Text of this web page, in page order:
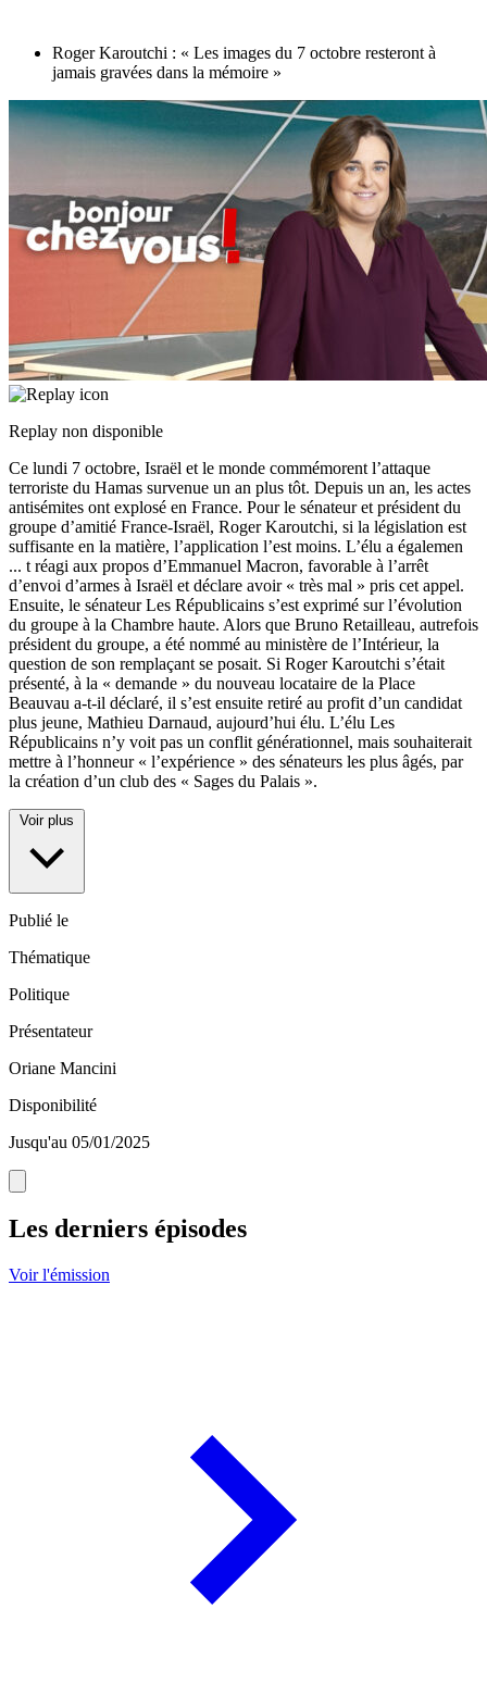
Roger Karoutchi : « Les images du 7 octobre resteront à
jamais gravées dans la mémoire »
Replay non disponible
Ce lundi 7 octobre, Israël et le monde commémorent l’attaque
terroriste du Hamas survenue un an plus tôt. Depuis un an, les actes
antisémites ont explosé en France. Pour le sénateur et président du
groupe d’amitié France-Israël, Roger Karoutchi, si la législation est
suffisante en la matière, l’application l’est moins. L’élu a égalemen
... t réagi aux propos d’Emmanuel Macron, favorable à l’arrêt
d’envoi d’armes à Israël et déclare avoir « très mal » pris cet appel.
Ensuite, le sénateur Les Républicains s’est exprimé sur l’évolution
du groupe à la Chambre haute. Alors que Bruno Retailleau, autrefois
président du groupe, a été nommé au ministère de l’Intérieur, la
question de son remplaçant se posait. Si Roger Karoutchi s’était
présenté, à la « demande » du nouveau locataire de la Place
Beauvau a-t-il déclaré, il s’est ensuite retiré au profit d’un candidat
plus jeune, Mathieu Darnaud, aujourd’hui élu. L’élu Les
Républicains n’y voit pas un conflit générationnel, mais souhaiterait
mettre à l’honneur « l’expérience » des sénateurs les plus âgés, par
la création d’un club des « Sages du Palais ».
Voir plus
Publié le
Thématique
Politique
Présentateur
Oriane Mancini
Disponibilité
Jusqu'au 05/01/2025
Les derniers épisodes
Voir l'émission